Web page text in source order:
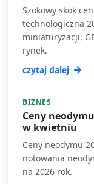
Szokowy skok
technologiczna
miniaturyzacji,
rynek.
czytaj dalej
BIZNES
Ceny
w kwietniu
Ceny neodymu
notowania
na 2026 rok.